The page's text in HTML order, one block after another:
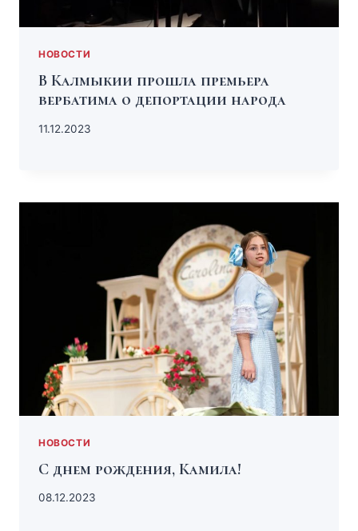
НОВОСТИ
В Калмыкии прошла премьера
вербатима о депортации народа
11.12.2023
НОВОСТИ
С днем рождения, Камила!
08.12.2023